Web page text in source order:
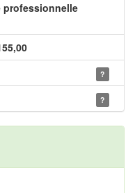
professionnelle
?
?